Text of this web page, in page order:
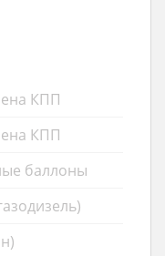
КПП
КПП
баллоны